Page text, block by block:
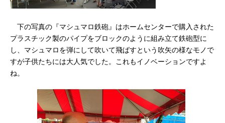
下の写真の『マシュマロ鉄砲』はホームセンターで購入された
プラスチック製のパイプをブロックのように組み立て鉄砲型に
し、マシュマロを弾にして吹いて飛ばすという吹矢の様なモノで
すが子供たちには大人気でした。これもイノベーションですよ
ね。